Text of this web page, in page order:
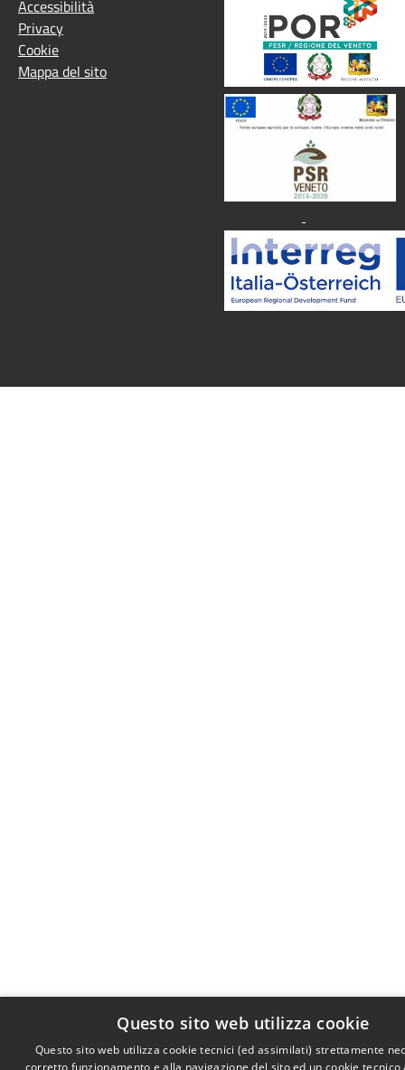
Accessibilità
Privacy
Cookie
Mappa del sito
Questo sito web utilizza cookie
Questo sito web utilizza cookie tecnici (ed assimilati) strettamente
corretto funzionamento e alla navigazione del sito ed un cookie tecnico